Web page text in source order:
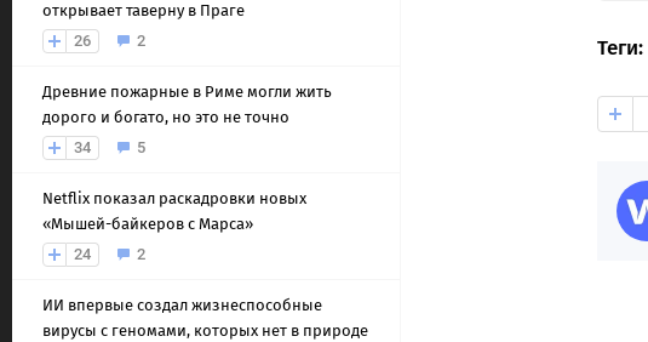
открывает таверну в Праге
26
2
Древние пожарные в Риме могли жить
дорого и богато, но это не точно
34
5
Netflix показал раскадровки новых
«Мышей-байкеров с Марса»
24
2
ИИ впервые создал жизнеспособные
вирусы с геномами, которых нет в природе
Теги: